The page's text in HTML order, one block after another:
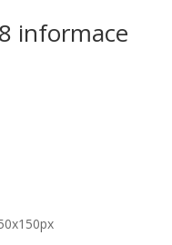
informace